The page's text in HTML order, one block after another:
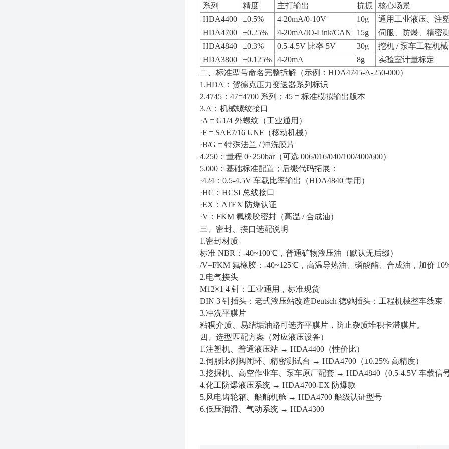
系列 精度 主打输出 抗振
核心场景
HDA4400
±0.5% 4-20mA/0-10V 10g
通用工业液压、注
HDA4700
±0.25% 4-20mA/IO-Link/CAN 15g
伺服、防爆、精密
HDA4840
±0.3% 0.5-4.5V 比率 5V 30g
挖机 / 泵车工程机
HDA3800
±0.125% 4-20mA 8g
实验室计量标定
二、标准型号命名完整拆解（示例：HDA4745-A-250-000）
1.HDA：贺德克压力变送器系列标识
2.4745：47=4700 系列；45 = 标准模拟输出版本
3.A：机械螺纹接口
·A = G1/4 外螺纹（工业通用）
·F = SAE7/16 UNF（移动机械）
·B/G = 特殊法兰 / 冲洗膜片
4.250：量程 0~250bar（可选 006/016/040/100/400/600）
5.000：基础标准配置；后缀代码拓展：
·424：0.5-4.5V 车载比率输出（HDA4840 专用）
·HC：HCSI 总线接口
·EX：ATEX 防爆认证
·V：FKM 氟橡胶密封（高温 / 合成油）
三、密封、接口选配说明
1.密封材质
标准 NBR：-40~100℃，普通矿物液压油（默认无后缀）
/V=FKM 氟橡胶：-40~125℃，高温导热油、磷酸酯、合成油，加价
2.电气接头
M12×1 4 针：工业通用，标准现货
DIN 3 针插头：老式液压站改造Deutsch 德驰插头：工程机械整车线束
3.冲洗平膜片
粘稠介质、易结垢油路可选齐平膜片，防止杂质堆积卡滞膜片。
四、选型匹配方案（对应液压设备）
1.注塑机、普通液压站 → HDA4400（性价比）
2.伺服比例阀闭环、精密测试台 → HDA4700（±0.25% 高精度）
3.挖掘机、高空作业车、泵车原厂配套 → HDA4840（0.5-4.5V 车载信
4.化工防爆液压系统 → HDA4700-EX 防爆款
5.风电齿轮箱、船舶机舱 → HDA4700 船级认证型号
6.低压润滑、气动系统 → HDA4300